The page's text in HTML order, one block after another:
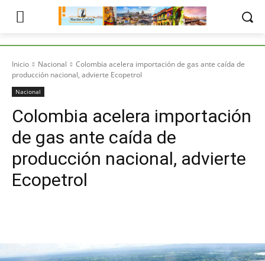
Inicio Nacional
Colombia acelera importación de gas ante caída de
producción nacional, advierte Ecopetrol
Nacional
Colombia acelera importación
de gas ante caída de
producción nacional, advierte
Ecopetrol